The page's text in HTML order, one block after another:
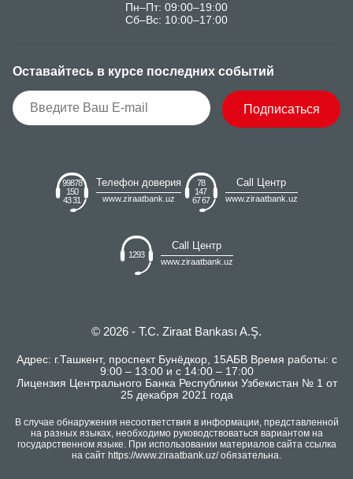
Пн–Пт: 09:00–19:00
Сб–Вс: 10:00–17:00
Оставайтесь в курсе последних событий
Подписаться
99878
150
43 31
Телефон доверия
www.ziraatbank.uz
78
147
67 67
Call Центр
www.ziraatbank.uz
1293
Call Центр
www.ziraatbank.uz
© 2026 - T.C. Ziraat Bankası A.Ş.
Адрес: г.Ташкент, проспект Бунёдкор, 15АБВ Время работы: с
9:00 – 13:00 и с 14:00 – 17:00
Лицензия Центрального Банка Республики Узбекистан № 1 от
25 декабря 2021 года
В случае обнаружения несоответствия в информации, представленной
на разных языках, необходимо руководствоваться вариантом на
государственном языке. При использовании материалов сайта ссылка
на сайт https://www.ziraatbank.uz/ обязательна.